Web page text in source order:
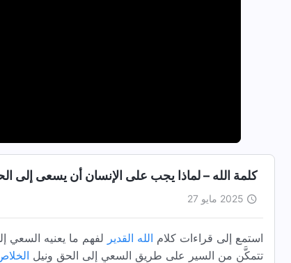
كلمة الله – لماذا يجب على الإنسان أن يسعى إلى
2025 مايو 27
استمع إلى قراءات كلام الله القدير لفهم ما يعنيه السعي
تتمكَّن من السير على طريق السعي إلى الحق ونيل